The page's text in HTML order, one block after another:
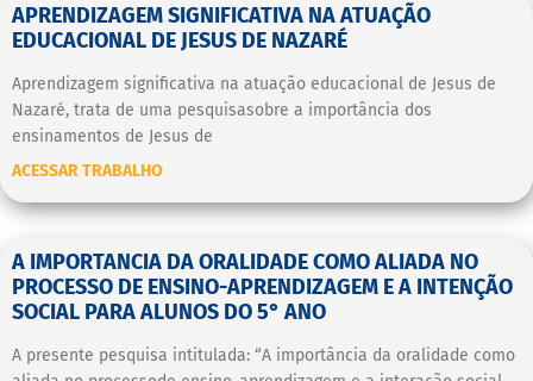
APRENDIZAGEM SIGNIFICATIVA NA ATUAÇÃO
EDUCACIONAL DE JESUS DE NAZARÉ
Aprendizagem significativa na atuação educacional de Jesus de
Nazaré, trata de uma pesquisasobre a importância dos
ensinamentos de Jesus de
ACESSAR TRABALHO
A IMPORTANCIA DA ORALIDADE COMO ALIADA NO
PROCESSO DE ENSINO-APRENDIZAGEM E A INTENÇÃO
SOCIAL PARA ALUNOS DO 5° ANO
A presente pesquisa intitulada: “A importância da oralidade como